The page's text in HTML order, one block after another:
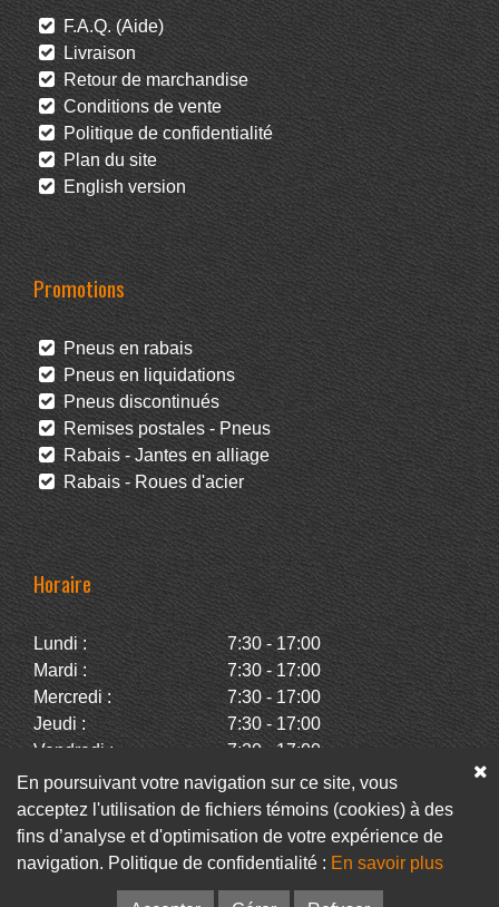
F.A.Q. (Aide)
Livraison
Retour de marchandise
Conditions de vente
Politique de confidentialité
Plan du site
English version
Promotions
Pneus en rabais
Pneus en liquidations
Pneus discontinués
Remises postales - Pneus
Rabais - Jantes en alliage
Rabais - Roues d'acier
Horaire
Lundi :
7:30 - 17:00
Mardi :
7:30 - 17:00
Mercredi :
7:30 - 17:00
Jeudi :
7:30 - 17:00
Vendredi :
7:30 - 17:00
Samedi :
Fermé
Dimanche :
Fermé
Facebook Infolettre
En poursuivant votre navigation sur ce site, vous
acceptez l'utilisation de fichiers témoins (cookies) à des
fins d’analyse et d'optimisation de votre expérience de
navigation. Politique de confidentialité : En savoir plus